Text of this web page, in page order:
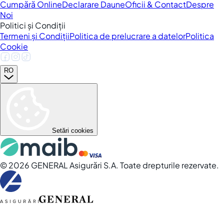
Cumpără OnlineDeclarare DauneOficii & ContactDespre
Noi
Politici și Condiții
Termeni și CondițiiPolitica de prelucrare a datelorPolitica
Cookie
RO
Setări cookies
©2026 GENERAL Asigurări S.A. Toate drepturile rezervate.